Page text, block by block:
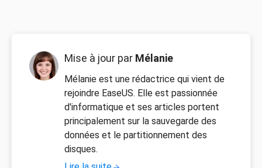
Mise à jour par Mélanie
Mélanie est une rédactrice qui vient de
rejoindre EaseUS. Elle est passionnée
d'informatique et ses articles portent
principalement sur la sauvegarde des
données et le partitionnement des
disques.